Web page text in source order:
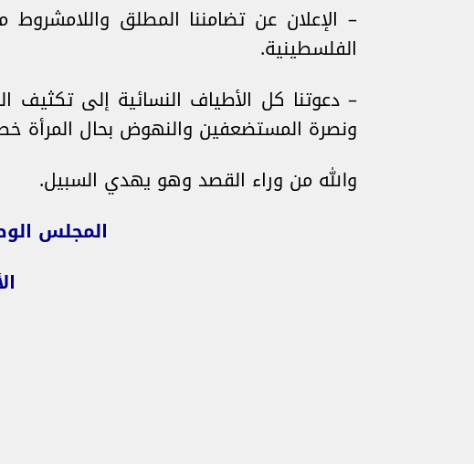
– الإعلان عن تضامننا المطلق
الفلسطينية.
– دعوتنا كل الأطياف النسائية إلى تكثيف
ونصرة المستضعفين والنهوض بحال المرأة
والله من وراء القصد وهو يهدي السبيل.
المجلس
الأحد